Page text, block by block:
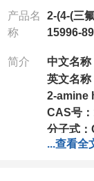
产品名
称
2-(4-(三
15996-
简介 中文名称
英文名称
2-amine
CAS号：
分子式：
分子量：
...查看全